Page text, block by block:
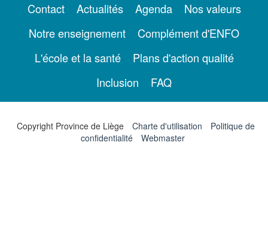
Contact Actualités Agenda
Nos valeurs
Notre enseignement
Complément d'ENFO
L'école et la santé
Plans d'action qualité
Inclusion
FAQ
Copyright Province de Liège Charte d'utilisation
Politique de
confidentialité
Webmaster